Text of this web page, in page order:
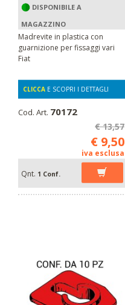
DISPONIBILE A
MAGAZZINO
Madrevite in plastica con
guarnizione per fissaggi vari
Fiat
CLICCA E SCOPRI I DETTAGLI
Cod. Art. 70172
€ 13,57
€ 9,50
iva esclusa
Qnt. 1 Conf.